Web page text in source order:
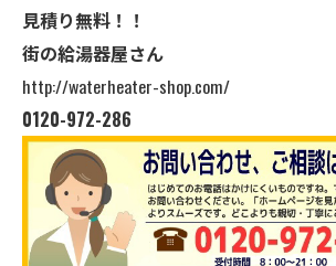
見積り無料！！
街の給湯器屋さん
http://waterheater-shop.com/
0120-972-286